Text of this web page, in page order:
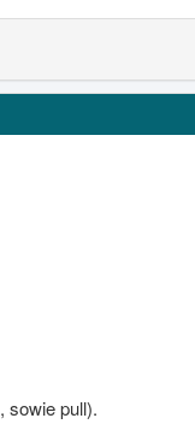
sowie pull).